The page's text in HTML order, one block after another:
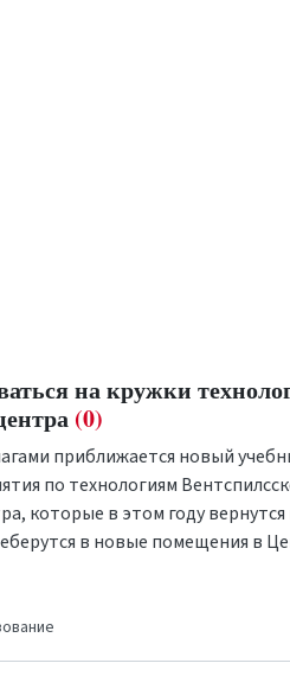
на кружки
(0)
приближается новый
по технологиям
которые в этом году вернутся
в новые помещения в